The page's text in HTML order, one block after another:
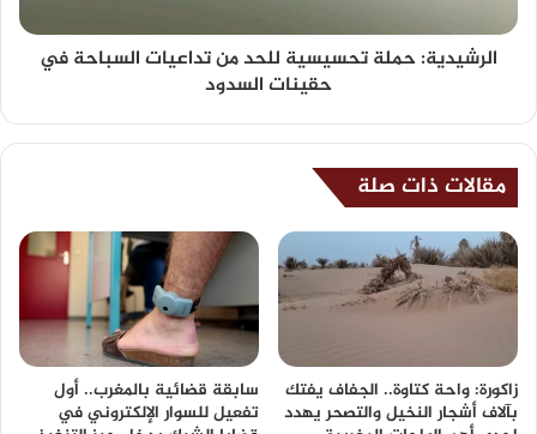
الرشيدية: حملة تحسيسية للحد من تداعيات السباحة في
حقينات السدود
مقالات ذات صلة
زاكورة: واحة كتاوة.. الجفاف يفتك
بآلاف أشجار النخيل والتصحر يهدد
سابقة قضائية بالمغرب.. أول
تفعيل للسوار الإلكتروني في